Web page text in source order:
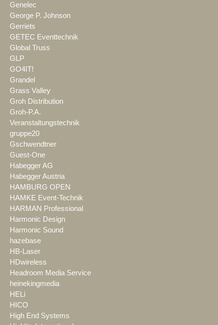
Genelec
George P. Johnson
Gerriets
GETEC Eventtechnik
Global Truss
GLP
GO4IT!
Grandel
Grass Valley
Groh Distribution
Groh-P.A.
Veranstaltungstechnik
gruppe20
Gschwendtner
Guest-One
Habegger AG
Habegger Austria
HAMBURG OPEN
HAMKE Event-Technik
HARMAN Professional
Harmonic Design
Harmonic Sound
hazebase
HB-Laser
HDwireless
Headroom Media Service
heinekingmedia
HELi
HICO
High End Systems